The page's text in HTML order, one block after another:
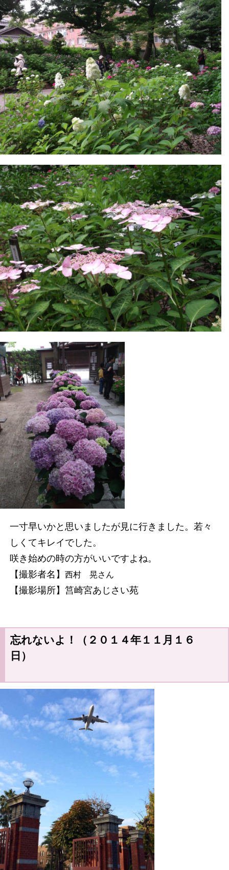
一寸早いかと思いましたが見に行きました。若々
しくてキレイでした。
咲き始めの時の方がいいですよね。
【撮影者名】 西村 晃さん
【撮影場所】筥崎宮あじさい苑
忘れないよ！（２０１４年１１月１６
日）